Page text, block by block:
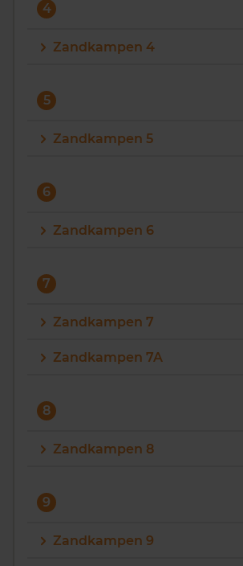
4
Zandkampen 4
5
Zandkampen 5
6
Zandkampen 6
7
Zandkampen 7
Zandkampen 7A
8
Zandkampen 8
9
Zandkampen 9